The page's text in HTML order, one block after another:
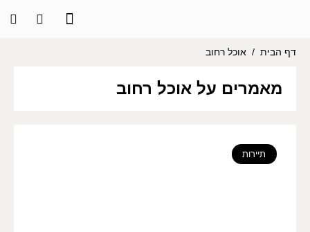
דף הבית / אוכל רחוב
מאמרים על אוכל רחוב
תיירות